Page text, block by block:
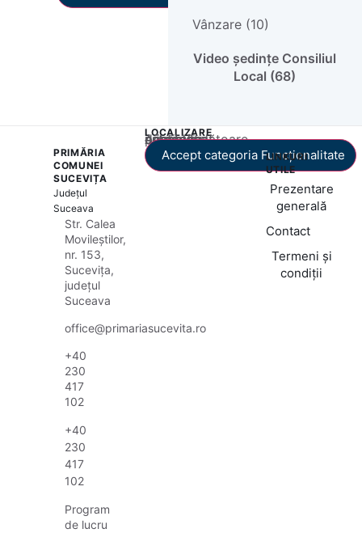
Vânzare (10)
Video ședințe Consiliul
Local (68)
PRIMĂRIA
COMUNEI
SUCEVIȚA
Județul
Suceava
Str. Calea
Movileștilor,
nr. 153,
Sucevița,
județul
Suceava
office@primariasucevita.ro
+40
230
417
102
+40
230
417
102
Program
de lucru
LOCALIZARE
Acest conținut este blocat până când acceptați categoria corespunzătoare de cookie-uri.
Accept categoria Funcționalitate
LINKURI
UTILE
Prezentare
generală
Contact
Termeni și
condiții